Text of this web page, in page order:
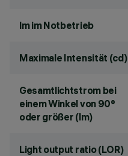
lm im Notbetrieb
Maximale Intensität (cd)
Gesamtlichtstrom bei
einem Winkel von 90°
oder größer (lm)
Light output ratio (LOR)